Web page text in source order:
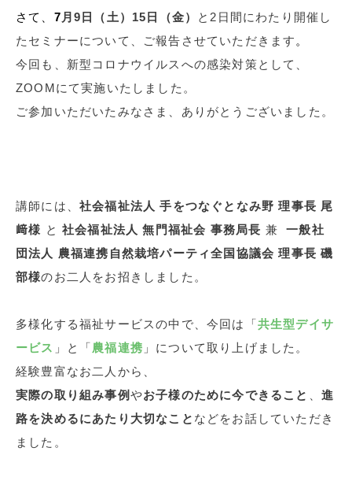
さて、 7 月9日（土）15日（金）
と2日間にわたり開催し
たセミナーについて、ご報告させていただきます 。
今回も、新型コロナウイルスへの感染対策として、
ZOOMにて実施いたしました。
ご参加いただいたみなさま、ありがとうございました。
講師には、 社会福祉法人 手をつなぐとなみ野 理事長 尾
﨑様 と社会福祉法人 無門福祉会 事務局長 兼一般社
団法人 農福連携自然栽培パーティ全国協議会 理事長 磯
部様のお二人をお招きしました。
多様化する福祉サービスの中で、今回は「共生型デイサ
ービス 」と「農福連携 」について取り上げました。
経験豊富なお二人から、
実際の取り組み事例 やお子様のために今できること
進
路を決めるにあたり大切なこと などをお話していただき
ました。